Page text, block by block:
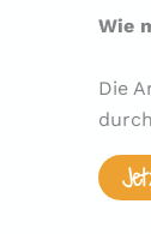
Wie
Die